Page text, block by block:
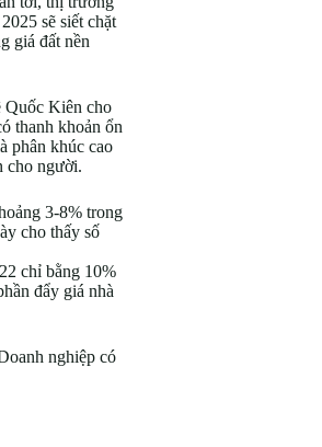
sẽ siết chặt
giá đất nền
Quốc Kiên cho
thanh khoản ổn
phân khúc cao
cho người.
3-8% trong
cho thấy số
chỉ bằng 10%
đẩy giá nhà
nghiệp có